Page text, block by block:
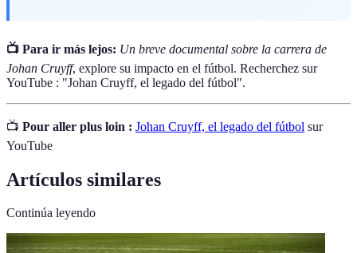
📺 Para ir más lejos: Un breve documental sobre la carrera de
Johan Cruyff, explore su impacto en el fútbol. Recherchez sur
YouTube : "Johan Cruyff, el legado del fútbol".
📺 Pour aller plus loin : Johan Cruyff, el legado del fútbol sur
YouTube
Artículos similares
Continúa leyendo